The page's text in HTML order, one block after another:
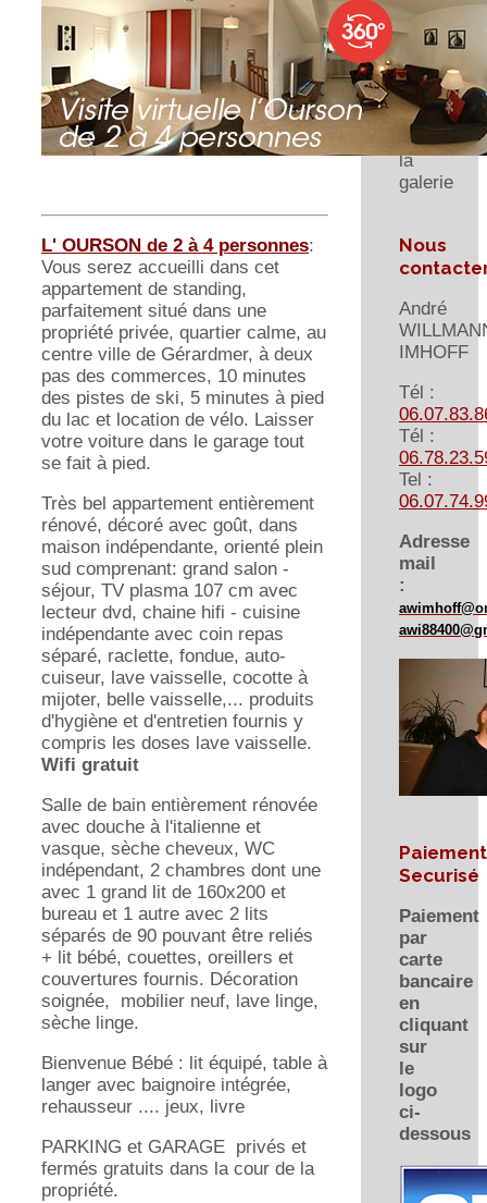
Cliquez
sur
l'image
pour
visite
la
galerie
Nous
André
IMHOFF
Tél :
Tél :
Tel :
Adresse
mail
:
Paiement
Securisé
Paiement
par
carte
bancaire
en
cliquant
sur
le
logo
ci-
dessous
L' OURSON de 2 à 4 personnes:
Vous serez accueilli dans cet
appartement de standing,
parfaitement situé dans une
propriété privée, quartier calme, au
centre ville de Gérardmer, à deux
pas des commerces, 10 minutes
des pistes de ski, 5 minutes à pied
du lac et location de vélo. Laisser
votre voiture dans le garage tout
se fait à pied.
Très bel appartement entièrement
rénové, décoré avec goût, dans
maison indépendante, orienté plein
sud comprenant: grand salon -
séjour, TV plasma 107 cm avec
lecteur dvd, chaine hifi - cuisine
indépendante avec coin repas
séparé, raclette, fondue, auto-
cuiseur, lave vaisselle, cocotte à
mijoter, belle vaisselle,... produits
d'hygiène et d'entretien fournis y
compris les doses lave vaisselle.
Wifi gratuit
Salle de bain entièrement rénovée
avec douche à l'italienne et
vasque, sèche cheveux, WC
indépendant, 2 chambres dont une
avec 1 grand lit de 160x200 et
bureau et 1 autre avec 2 lits
séparés de 90 pouvant être reliés
+ lit bébé, couettes, oreillers et
couvertures fournis. Décoration
soignée, mobilier neuf, lave linge,
sèche linge.
Bienvenue Bébé : lit équipé, table à
langer avec baignoire intégrée,
rehausseur .... jeux, livre
PARKING et GARAGE privés et
fermés gratuits dans la cour de la
propriété.